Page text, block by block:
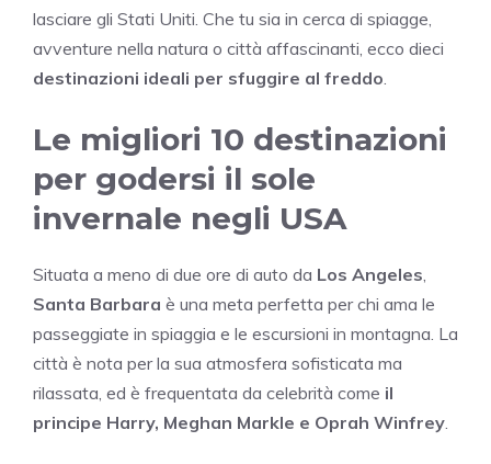
lasciare gli Stati Uniti. Che tu sia in cerca di spiagge,
avventure nella natura o città affascinanti, ecco dieci
destinazioni ideali per sfuggire al freddo
Le migliori 10 destinazioni
per godersi il sole
invernale negli USA
Situata a meno di due ore di auto da Los Angeles
Santa Barbara è una meta perfetta per chi ama le
passeggiate in spiaggia e le escursioni in montagna. La
città è nota per la sua atmosfera sofisticata ma
rilassata, ed è frequentata da celebrità come il
principe Harry, Meghan Markle e Oprah Winfrey